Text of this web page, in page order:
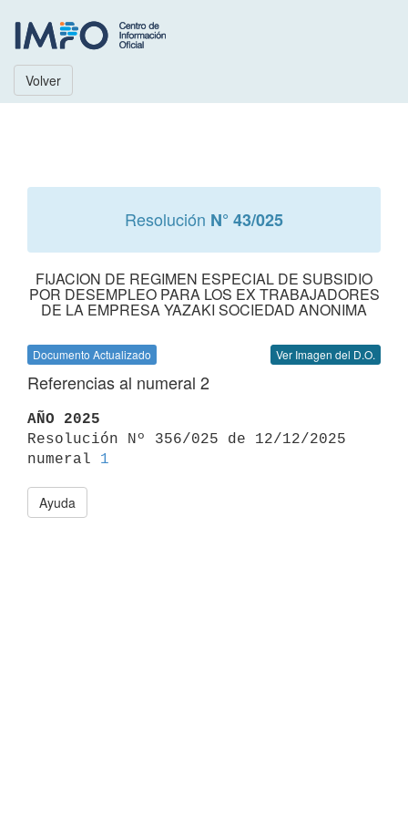
Volver
Resolución N° 43/025
FIJACION DE REGIMEN ESPECIAL DE SUBSIDIO
POR DESEMPLEO PARA LOS EX TRABAJADORES
DE LA EMPRESA YAZAKI SOCIEDAD ANONIMA
Documento Actualizado Ver Imagen del D.O.
Referencias al numeral 2
AÑO 2025
Resolución Nº 356/025 de 12/12/2025
numeral 1
Ayuda